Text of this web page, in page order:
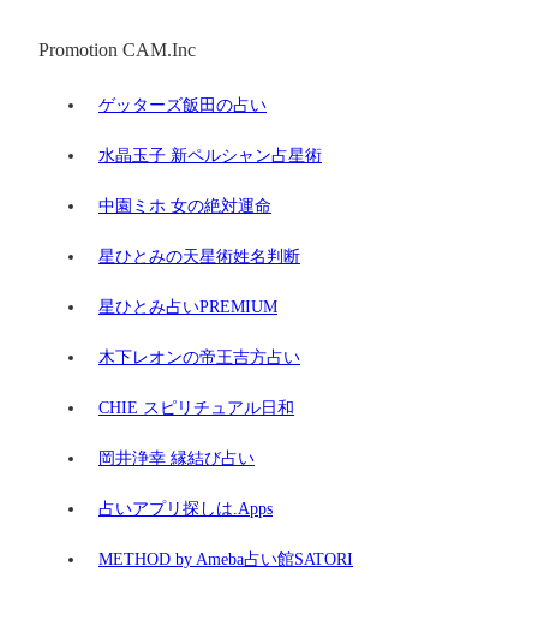
Promotion CAM.Inc
ゲッターズ飯田の占い
水晶玉子 新ペルシャン占星術
中園ミホ 女の絶対運命
星ひとみの天星術姓名判断
星ひとみ占いPREMIUM
木下レオンの帝王吉方占い
CHIE スピリチュアル日和
岡井浄幸 縁結び占い
占いアプリ探しは.Apps
METHOD by Ameba占い館SATORI